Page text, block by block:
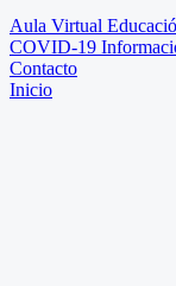
Aula Virtual
COVID-19
Contacto
Inicio